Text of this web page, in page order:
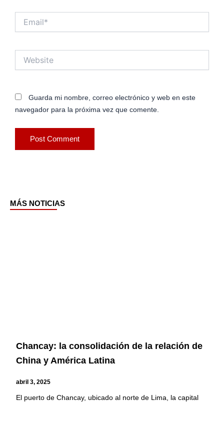
Guarda mi nombre, correo electrónico y web en este
navegador para la próxima vez que comente.
MÁS NOTICIAS
Chancay: la consolidación de la relación de
China y América Latina
abril 3, 2025
El puerto de Chancay, ubicado al norte de Lima, la capital